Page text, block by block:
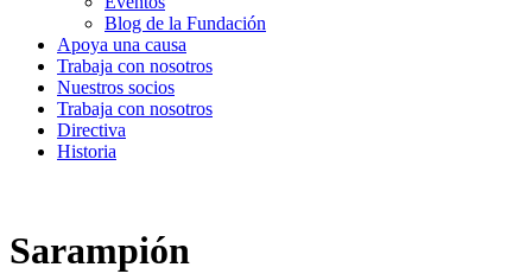
Blog de la Fundación
Apoya una causa
Trabaja con nosotros
Nuestros socios
Trabaja con nosotros
Directiva
Historia
Sarampión